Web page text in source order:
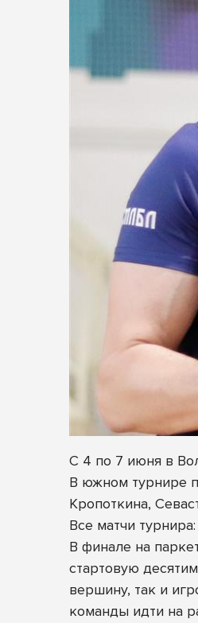
С 4 по 7 июня в
В южном турнире
Кропоткина,
Все матчи
В финале на
стартовую
вершину, так и
команды идти на